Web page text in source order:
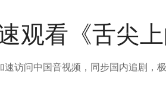
观看《舌尖
访问中国音视频，同步国内追剧，